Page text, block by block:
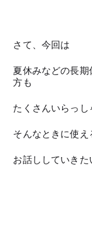
さて、今回は
夏休みなどの長期
方も
たくさんいらっ
そんなときに使
お話ししていきた